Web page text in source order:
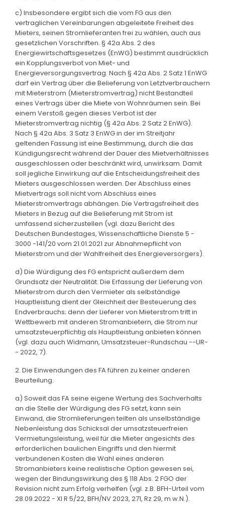
c) Insbesondere ergibt sich die vom FG aus den
vertraglichen Vereinbarungen abgeleitete Freiheit des
Mieters, seinen Stromlieferanten frei zu wählen, auch aus
gesetzlichen Vorschriften. § 42a Abs. 2 des
Energiewirtschaftsgesetzes (EnWG) bestimmt ausdrücklich
ein Kopplungsverbot von Miet- und
Energieversorgungsvertrag. Nach § 42a Abs. 2 Satz 1 EnWG
darf ein Vertrag über die Belieferung von Letztverbrauchern
mit Mieterstrom (Mieterstromvertrag) nicht Bestandteil
eines Vertrags über die Miete von Wohnräumen sein. Bei
einem Verstoß gegen dieses Verbot ist der
Mieterstromvertrag nichtig (§ 42a Abs. 2 Satz 2 EnWG).
Nach § 42a Abs. 3 Satz 3 EnWG in der im Streitjahr
geltenden Fassung ist eine Bestimmung, durch die das
Kündigungsrecht während der Dauer des Mietverhältnisses
ausgeschlossen oder beschränkt wird, unwirksam. Damit
soll jegliche Einwirkung auf die Entscheidungsfreiheit des
Mieters ausgeschlossen werden. Der Abschluss eines
Mietvertrags soll nicht vom Abschluss eines
Mieterstromvertrags abhängen. Die Vertragsfreiheit des
Mieters in Bezug auf die Belieferung mit Strom ist
umfassend sicherzustellen (vgl. dazu Bericht des
Deutschen Bundestages, Wissenschaftliche Dienste 5 -
3000 -141/20 vom 21.01.2021 zur Abnahmepflicht von
Mieterstrom und der Wahlfreiheit des Energieversorgers).
d) Die Würdigung des FG entspricht außerdem dem
Grundsatz der Neutralität. Die Erfassung der Lieferung von
Mieterstrom durch den Vermieter als selbständige
Hauptleistung dient der Gleichheit der Besteuerung des
Endverbrauchs; denn der Lieferer von Mieterstrom tritt in
Wettbewerb mit anderen Stromanbietern, die Strom nur
umsatzsteuerpflichtig als Hauptleistung anbieten können
(vgl. dazu auch Widmann, Umsatzsteuer-Rundschau --UR-
- 2022, 7).
2. Die Einwendungen des FA führen zu keiner anderen
Beurteilung.
a) Soweit das FA seine eigene Wertung des Sachverhalts
an die Stelle der Würdigung des FG setzt, kann sein
Einwand, die Stromlieferungen teilten als unselbständige
Nebenleistung das Schicksal der umsatzsteuerfreien
Vermietungsleistung, weil für die Mieter angesichts des
erforderlichen baulichen Eingriffs und den hiermit
verbundenen Kosten die Wahl eines anderen
Stromanbieters keine realistische Option gewesen sei,
wegen der Bindungswirkung des § 118 Abs. 2 FGO der
Revision nicht zum Erfolg verhelfen (vgl. z.B. BFH-Urteil vom
28.09.2022 - XI R 5/22, BFH/NV 2023, 271, Rz 29, m.w.N.).